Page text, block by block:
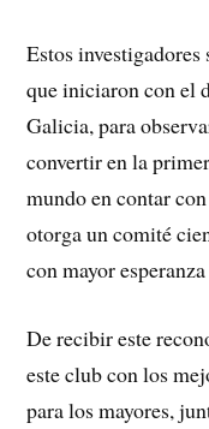
Estos
que iniciaron con el
Galicia, para
convertir en la
mundo en contar
otorga un comité
con mayor
De recibir este
este club con los
para los mayores,